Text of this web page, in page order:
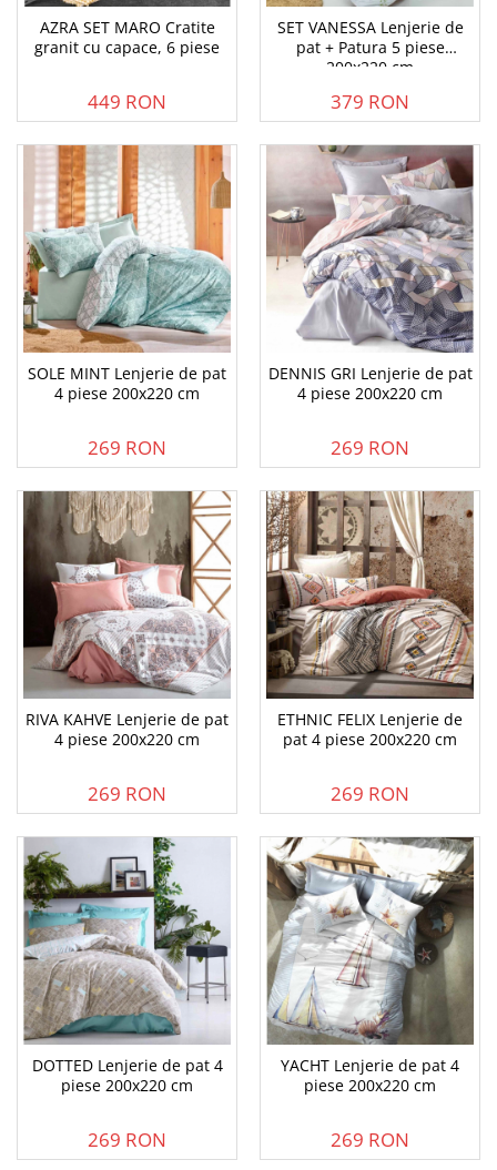
AZRA SET MARO Cratite
granit cu capace, 6 piese
449 RON
SET VANESSA Lenjerie de
pat + Patura 5 piese
200x220 cm
379 RON
SOLE MINT Lenjerie de pat
4 piese 200x220 cm
269 RON
DENNIS GRI Lenjerie de pat
4 piese 200x220 cm
269 RON
RIVA KAHVE Lenjerie de pat
4 piese 200x220 cm
269 RON
ETHNIC FELIX Lenjerie de
pat 4 piese 200x220 cm
269 RON
DOTTED Lenjerie de pat 4
piese 200x220 cm
269 RON
YACHT Lenjerie de pat 4
piese 200x220 cm
269 RON